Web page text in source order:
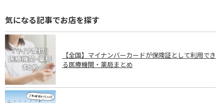
気になる記事でお店を探す
【全国】マイナンバーカードが保険証として利用でき
る医療機関・薬局まとめ